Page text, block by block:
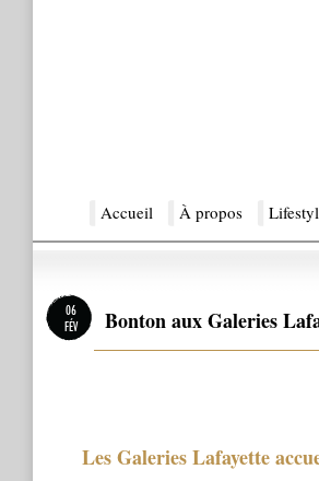
Ma Sérendipité
Aller au contenu principal
Aller au contenu secondaire
Accueil À propos
06
FÉV
Bonton aux Galeries
Les Galeries Lafayette